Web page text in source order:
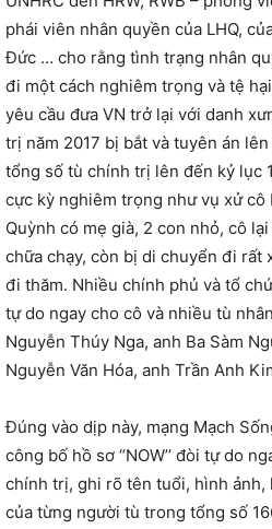
phái viên nhân quyền của LHQ,
Đức … cho rằng tình trạng nhân
đi một cách nghiêm trọng và tệ
yêu cầu đưa VN trở lại với danh
trị năm 2017 bị bắt và tuyên án
tổng số tù chính trị lên đến kỷ lục
cực kỳ nghiêm trọng như vụ xử cô
Quỳnh có mẹ già, 2 con nhỏ, cô
chữa chạy, còn bị di chuyển đi rất
đi thăm. Nhiều chính phủ và tổ
tự do ngay cho cô và nhiều tù
Nguyễn Thúy Nga, anh Ba Sàm
Nguyễn Văn Hóa, anh Trần Anh
Đúng vào dịp này, mạng Mạch
công bố hồ sơ “NOW’’ đòi tự do
chính trị, ghi rõ tên tuổi, hình ảnh,
của từng người tù trong tổng số